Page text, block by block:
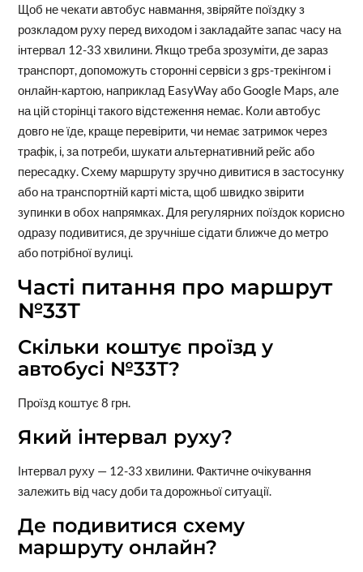
Щоб не чекати автобус навмання, звіряйте поїздку з
розкладом руху перед виходом і закладайте запас часу на
інтервал 12-33 хвилини. Якщо треба зрозуміти, де зараз
транспорт, допоможуть сторонні сервіси з gps-трекінгом і
онлайн-картою, наприклад EasyWay або Google Maps, але
на цій сторінці такого відстеження немає. Коли автобус
довго не їде, краще перевірити, чи немає затримок через
трафік, і, за потреби, шукати альтернативний рейс або
пересадку. Схему маршруту зручно дивитися в застосунку
або на транспортній карті міста, щоб швидко звірити
зупинки в обох напрямках. Для регулярних поїздок корисно
одразу подивитися, де зручніше сідати ближче до метро
або потрібної вулиці.
Часті питання про маршрут
№33Т
Скільки коштує проїзд у
автобусі №33Т?
Проїзд коштує 8 грн.
Який інтервал руху?
Інтервал руху — 12-33 хвилини. Фактичне очікування
залежить від часу доби та дорожньої ситуації.
Де подивитися схему
маршруту онлайн?